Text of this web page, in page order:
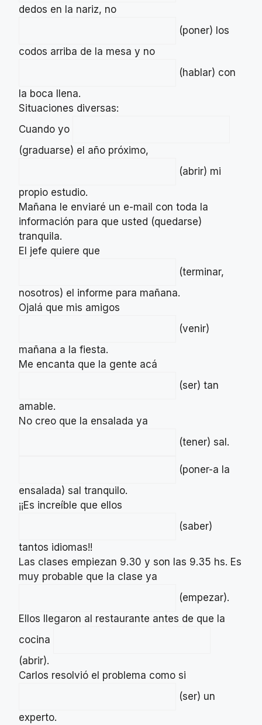
dedos en la nariz, no
(poner) los
codos arriba de la mesa y no
(hablar) con
la boca llena.
Situaciones diversas:
Cuando yo
(graduarse) el año próximo,
(abrir) mi
propio estudio.
Mañana le enviaré un e-mail con toda la
información para que usted (quedarse)
tranquila.
El jefe quiere que
(terminar,
nosotros) el informe para mañana.
Ojalá que mis amigos
(venir)
mañana a la fiesta.
Me encanta que la gente acá
(ser) tan
amable.
No creo que la ensalada ya
(tener) sal.
(poner-a la
ensalada) sal tranquilo.
¡¡Es increíble que ellos
(saber)
tantos idiomas!!
Las clases empiezan 9.30 y son las 9.35 hs. Es
muy probable que la clase ya
(empezar).
Ellos llegaron al restaurante antes de que la
cocina
(abrir).
Carlos resolvió el problema como si
(ser) un
experto.